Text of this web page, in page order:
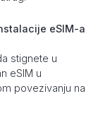
eSIM-a
stignete u
eSIM u
povezivanju na